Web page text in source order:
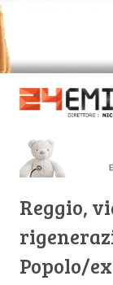
Reggio,
Popolo/